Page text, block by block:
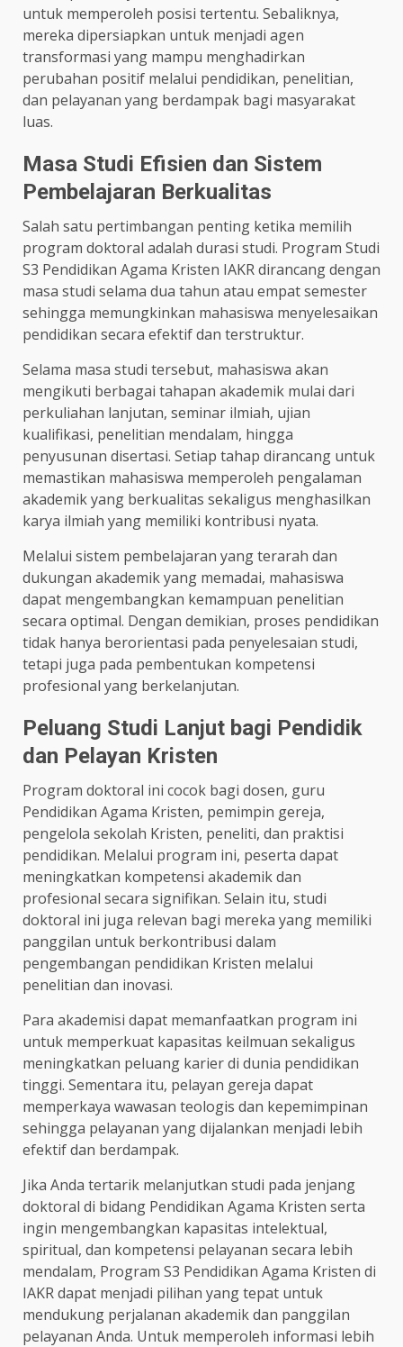
untuk memperoleh posisi tertentu. Sebaliknya,
mereka dipersiapkan untuk menjadi agen
transformasi yang mampu menghadirkan
perubahan positif melalui pendidikan, penelitian,
dan pelayanan yang berdampak bagi masyarakat
luas.
Masa Studi Efisien dan Sistem
Pembelajaran Berkualitas
Salah satu pertimbangan penting ketika memilih
program doktoral adalah durasi studi. Program Studi
S3 Pendidikan Agama Kristen IAKR dirancang dengan
masa studi selama dua tahun atau empat semester
sehingga memungkinkan mahasiswa menyelesaikan
pendidikan secara efektif dan terstruktur.
Selama masa studi tersebut, mahasiswa akan
mengikuti berbagai tahapan akademik mulai dari
perkuliahan lanjutan, seminar ilmiah, ujian
kualifikasi, penelitian mendalam, hingga
penyusunan disertasi. Setiap tahap dirancang untuk
memastikan mahasiswa memperoleh pengalaman
akademik yang berkualitas sekaligus menghasilkan
karya ilmiah yang memiliki kontribusi nyata.
Melalui sistem pembelajaran yang terarah dan
dukungan akademik yang memadai, mahasiswa
dapat mengembangkan kemampuan penelitian
secara optimal. Dengan demikian, proses pendidikan
tidak hanya berorientasi pada penyelesaian studi,
tetapi juga pada pembentukan kompetensi
profesional yang berkelanjutan.
Peluang Studi Lanjut bagi Pendidik
dan Pelayan Kristen
Program doktoral ini cocok bagi dosen, guru
Pendidikan Agama Kristen, pemimpin gereja,
pengelola sekolah Kristen, peneliti, dan praktisi
pendidikan. Melalui program ini, peserta dapat
meningkatkan kompetensi akademik dan
profesional secara signifikan. Selain itu, studi
doktoral ini juga relevan bagi mereka yang memiliki
panggilan untuk berkontribusi dalam
pengembangan pendidikan Kristen melalui
penelitian dan inovasi.
Para akademisi dapat memanfaatkan program ini
untuk memperkuat kapasitas keilmuan sekaligus
meningkatkan peluang karier di dunia pendidikan
tinggi. Sementara itu, pelayan gereja dapat
memperkaya wawasan teologis dan kepemimpinan
sehingga pelayanan yang dijalankan menjadi lebih
efektif dan berdampak.
Jika Anda tertarik melanjutkan studi pada jenjang
doktoral di bidang Pendidikan Agama Kristen serta
ingin mengembangkan kapasitas intelektual,
spiritual, dan kompetensi pelayanan secara lebih
mendalam, Program S3 Pendidikan Agama Kristen di
IAKR dapat menjadi pilihan yang tepat untuk
mendukung perjalanan akademik dan panggilan
pelayanan Anda. Untuk memperoleh informasi lebih